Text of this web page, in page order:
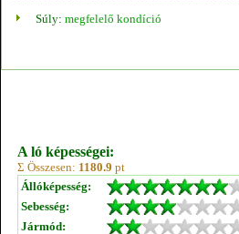
Súly: megfelelő kondíció
A ló képességei:
Σ Összesen: 1180.9 pt
Állóképesség:
Sebesség:
Jármód: